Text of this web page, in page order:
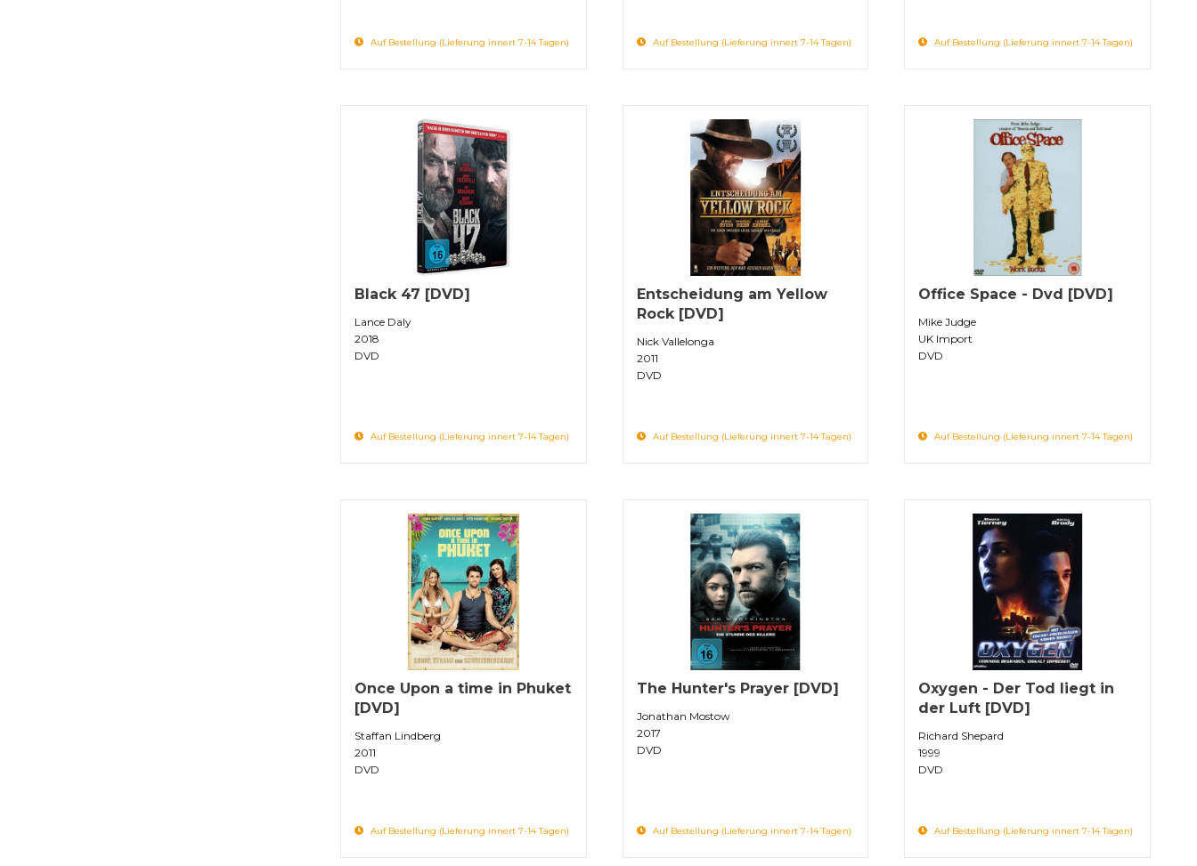
Auf Bestellung (Lieferung innert 7-14 Tagen) Auf Bestellung (Lieferung innert 7-14 Tagen) Auf Bestellung (Lieferung innert 7-14 Tagen)
Black 47 [DVD]
Lance Daly
2018
DVD
Auf Bestellung (Lieferung innert 7-14 Tagen)
Entscheidung am Yellow
Rock [DVD]
Nick Vallelonga
2011
DVD
Auf Bestellung (Lieferung innert 7-14 Tagen)
Office Space - Dvd [DVD]
Mike Judge
UK Import
DVD
Auf Bestellung (Lieferung innert 7-14 Tagen)
Once Upon a time in Phuket
[DVD]
Staffan Lindberg
2011
DVD
Auf Bestellung (Lieferung innert 7-14 Tagen)
The Hunter's Prayer [DVD]
Jonathan Mostow
2017
DVD
Auf Bestellung (Lieferung innert 7-14 Tagen)
Oxygen - Der Tod liegt in
der Luft [DVD]
Richard Shepard
1999
DVD
Auf Bestellung (Lieferung innert 7-14 Tagen)